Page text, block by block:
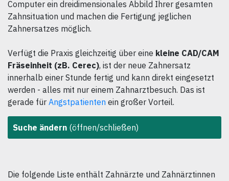
Computer ein dreidimensionales Abbild Ihrer gesamten
Zahnsituation und machen die Fertigung jeglichen
Zahnersatzes möglich.
Verfügt die Praxis gleichzeitig über eine kleine CAD/CAM
Fräseinheit (zB. Cerec), ist der neue Zahnersatz
innerhalb einer Stunde fertig und kann direkt eingesetzt
werden - alles mit nur einem Zahnarztbesuch. Das ist
gerade für Angstpatienten ein großer Vorteil.
Suche ändern (öffnen/schließen)
Die folgende Liste enthält Zahnärzte und Zahnärztinnen